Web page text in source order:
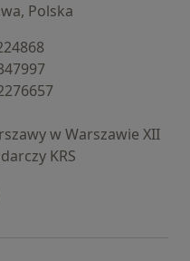
Polska
w Warszawie XII
KRS